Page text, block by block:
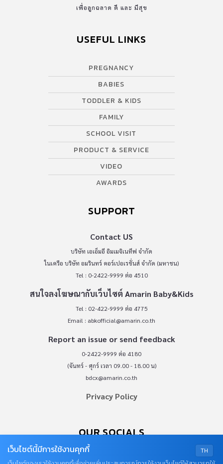
เพื่อลูกฉลาด ดี และ มีสุข
USEFUL LINKS
PREGNANCY
BABIES
TODDLER & KIDS
FAMILY
SCHOOL VISIT
PRODUCT & SERVICE
VIDEO
AWARDS
SUPPORT
Contact US
บริษัท เอเอ็มอี อิมเมจิเนทีฟ จำกัด
ในเครือ บริษัท อมรินทร์ คอร์เปอเรชั่นส์ จำกัด (มหาชน)
Tel : 0-2422-9999 ต่อ 4510
สนใจลงโฆษณากับเว็บไซต์ Amarin Baby&Kids
Tel : 02-422-9999 ต่อ 4775
Email : abkofficial@amarin.co.th
Report an issue or send feedback
0-2422-9999 ต่อ 4180
(จันทร์ - ศุกร์ เวลา 09.00 - 18.00 น)
bdcx@amarin.co.th
Privacy Policy
OUR SOCIALS
TH
เว็บไซต์นี้มีการใช้งานคุกกี้